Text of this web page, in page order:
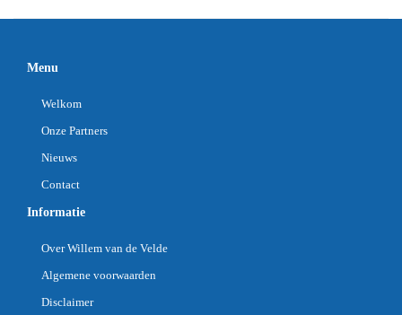
Menu
Welkom
Onze Partners
Nieuws
Contact
Informatie
Over Willem van de Velde
Algemene voorwaarden
Disclaimer